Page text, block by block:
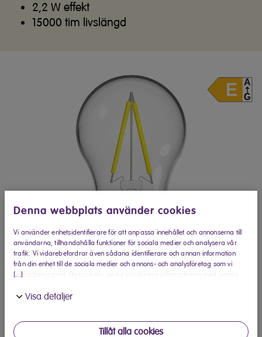
Denna webbplats använder cookies
[...]
Vi använder enhetsidentifierare för att anpassa innehållet och annonserna till
användarna, tillhandahålla funktioner för sociala medier och analysera vår
trafik. Vi vidarebefordrar även sådana identifierare och annan information
från din enhet till de sociala medier och annons- och analysföretag som vi
samarbetar med. Dessa kan i sin tur kombinera informationen med annan
använt deras tjänster.
Visa detaljer
Tillåt alla cookies
2,2 W effekt
15000 tim livslängd